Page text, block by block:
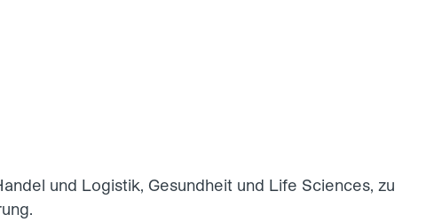
und Logistik, Gesundheit und Life Sciences, zu